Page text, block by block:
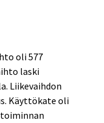
oli 577
laski
Liikevaihdon
Käyttökate oli